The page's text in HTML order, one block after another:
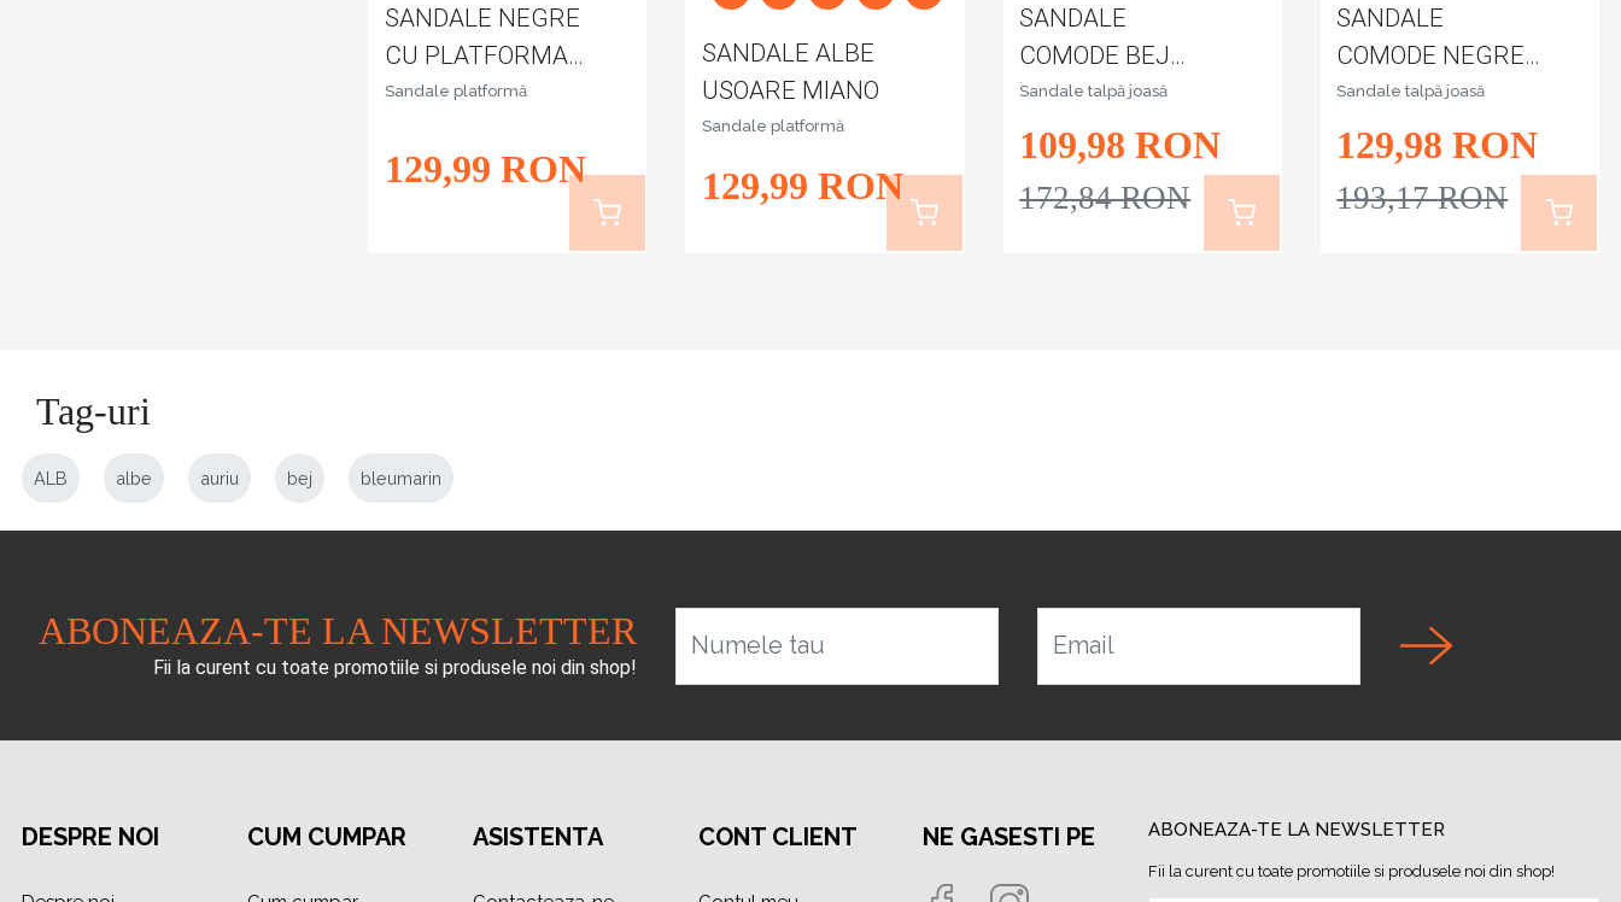
SANDALE NEGRE
CU PLATFORMA
SAKURA
Sandale platformă
129,99 RON
SANDALE ALBE
USOARE MIANO
Sandale platformă
129,99 RON
SANDALE
COMODE BEJ
RANA
Sandale talpă joasă
109,98 RON
172,84 RON
SANDALE
COMODE NEGRE
RANA
Sandale talpă joasă
129,98 RON
193,17 RON
Tag-uri
ALB albe auriu bej bleumarin
ABONEAZA-TE LA NEWSLETTER
Fii la curent cu toate promotiile si produsele noi din shop!
Numele tau Email
DESPRE NOI CUM CUMPAR ASISTENTA CONT CLIENT NE GASESTI PE ABONEAZA-TE LA NEWSLETTER
Fii la curent cu toate promotiile si produsele noi din shop!